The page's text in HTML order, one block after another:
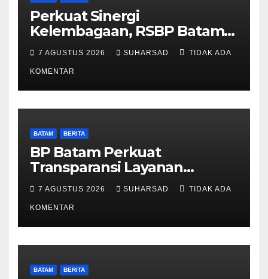
Perkuat Sinergi
Kelembagaan, RSBP Batam
dan BPOM Pastikan
Pelayanan dan Ketersediaan
Obat Aman
7 AGUSTUS 2026 SUHARSAD TIDAK ADA
KOMENTAR
BATAM BERITA
BP Batam Perkuat
Transparansi Layanan
Pertanahan, Alokasi Tanah
Reguler Segera Hadir Melalui
LMS
7 AGUSTUS 2026 SUHARSAD TIDAK ADA
KOMENTAR
BATAM BERITA